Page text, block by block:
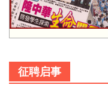
征聘启事